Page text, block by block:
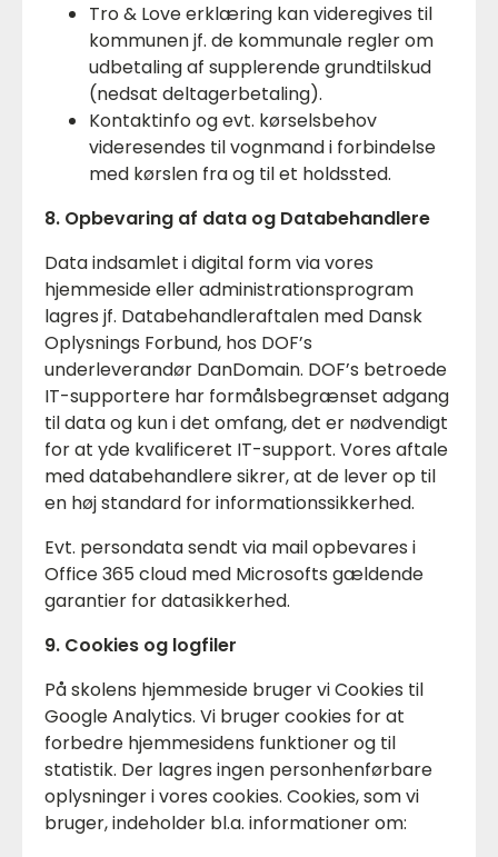
Tro & Love erklæring kan videregives til
kommunen jf. de kommunale regler om
udbetaling af supplerende grundtilskud
(nedsat deltagerbetaling).
Kontaktinfo og evt. kørselsbehov
videresendes til vognmand i forbindelse
med kørslen fra og til et holdssted.
8. Opbevaring af data og Databehandlere
Data indsamlet i digital form via vores
hjemmeside eller administrationsprogram
lagres jf. Databehandleraftalen med Dansk
Oplysnings Forbund, hos DOF’s
underleverandør DanDomain. DOF’s betroede
IT-supportere har formålsbegrænset adgang
til data og kun i det omfang, det er nødvendigt
for at yde kvalificeret IT-support. Vores aftale
med databehandlere sikrer, at de lever op til
en høj standard for informationssikkerhed.
Evt. persondata sendt via mail opbevares i
Office 365 cloud med Microsofts gældende
garantier for datasikkerhed.
9. Cookies og logfiler
På skolens hjemmeside bruger vi Cookies til
Google Analytics. Vi bruger cookies for at
forbedre hjemmesidens funktioner og til
statistik. Der lagres ingen personhenførbare
oplysninger i vores cookies. Cookies, som vi
bruger, indeholder bl.a. informationer om: